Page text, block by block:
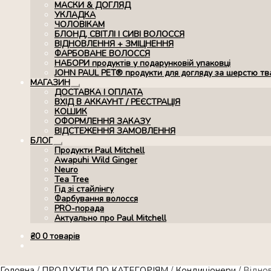
МАСКИ & ДОГЛЯД
УКЛАДКА
ЧОЛОВІКАМ
БЛОНД, СВІТЛІ І СИВІ ВОЛОССЯ
ВІДНОВЛЕННЯ + ЗМІЦНЕННЯ
ФАРБОВАНЕ ВОЛОССЯ
НАБОРИ продуктів у подарунковій упаковці
JOHN PAUL PET® продукти для догляду за шерстю
МАГАЗИН
Розгорнуте
вкладене
меню
ДОСТАВКА І ОПЛАТА
ВХІД В АККАУНТ / РЕЄСТРАЦІЯ
КОШИК
ОФОРМЛЕННЯ ЗАКАЗУ
ВІДСТЕЖЕННЯ ЗАМОВЛЕННЯ
БЛОГ
Розгорнуте
вкладене
меню
Продукти Paul Mitchell
Awapuhi Wild Ginger
Neuro
Tea Tree
Гід зі стайлінгу
Фарбування волосся
PRO-порада
Актуально про Paul Mitchell
₴0 0 товарів